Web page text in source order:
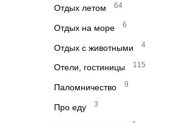
Отдых летом 64
Отдых на море 6
Отдых с животными 4
Отели, гостиницы 115
Паломничество 9
Про еду 3